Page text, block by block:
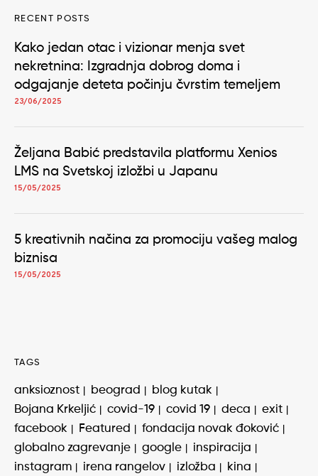
RECENT POSTS
Kako jedan otac i vizionar menja svet
nekretnina: Izgradnja dobrog doma i
odgajanje deteta počinju čvrstim temeljem
23/06/2025
Željana Babić predstavila platformu Xenios
LMS na Svetskoj izložbi u Japanu
15/05/2025
5 kreativnih načina za promociju vašeg malog
biznisa
15/05/2025
TAGS
anksioznost beograd
blog kutak
Bojana Krkeljić
covid-19 covid 19 deca
exit
facebook
Featured
fondacija novak đoković
globalno zagrevanje
google
inspiracija
instagram
irena rangelov izložba
kina